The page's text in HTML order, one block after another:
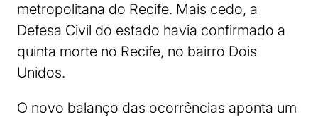
metropolitana do Recife. Mais cedo, a
Defesa Civil do estado havia confirmado a
quinta morte no Recife, no bairro Dois
Unidos.
O novo balanço das ocorrências aponta um